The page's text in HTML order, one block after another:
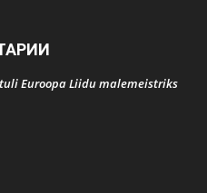
tuli Euroopa Liidu malemeistriks